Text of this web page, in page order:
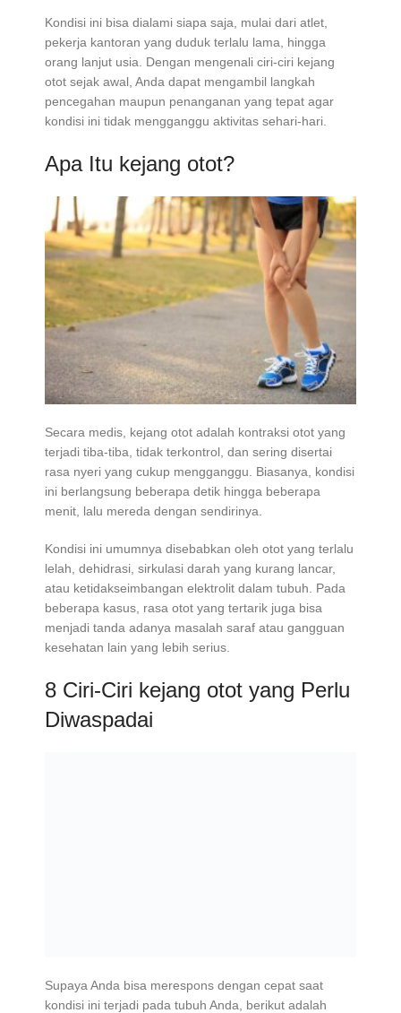
Kondisi ini bisa dialami siapa saja, mulai dari atlet,
pekerja kantoran yang duduk terlalu lama, hingga
orang lanjut usia. Dengan mengenali ciri-ciri kejang
otot sejak awal, Anda dapat mengambil langkah
pencegahan maupun penanganan yang tepat agar
kondisi ini tidak mengganggu aktivitas sehari-hari.
Apa Itu kejang otot?
Secara medis, kejang otot adalah kontraksi otot yang
terjadi tiba-tiba, tidak terkontrol, dan sering disertai
rasa nyeri yang cukup mengganggu. Biasanya, kondisi
ini berlangsung beberapa detik hingga beberapa
menit, lalu mereda dengan sendirinya.
Kondisi ini umumnya disebabkan oleh otot yang terlalu
lelah, dehidrasi, sirkulasi darah yang kurang lancar,
atau ketidakseimbangan elektrolit dalam tubuh. Pada
beberapa kasus, rasa otot yang tertarik juga bisa
menjadi tanda adanya masalah saraf atau gangguan
kesehatan lain yang lebih serius.
8 Ciri-Ciri kejang otot yang Perlu
Diwaspadai
Supaya Anda bisa merespons dengan cepat saat
kondisi ini terjadi pada tubuh Anda, berikut adalah